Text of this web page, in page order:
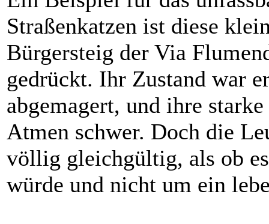
Straßenkatzen ist diese
Bürgersteig der Via
gedrückt. Ihr Zustand war
abgemagert, und ihre
Atmen schwer. Doch die
völlig gleichgültig, als ob
würde und nicht um ein